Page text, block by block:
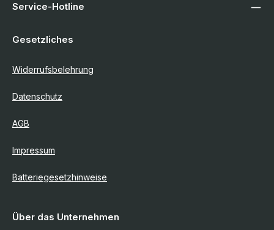
Service-Hotline
Gesetzliches
Widerrufsbelehrung
Datenschutz
AGB
Impressum
Batteriegesetzhinweise
Über das Unternehmen